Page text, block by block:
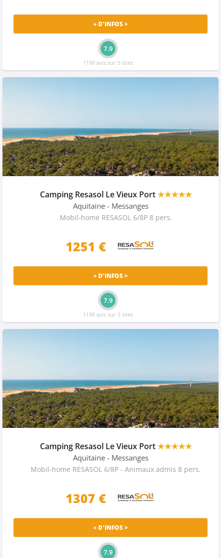
+ D'INFOS >
7.9
1190 avis sur 5 sites
Camping Resasol Le Vieux Port★★★★★
Aquitaine - Messanges
Mobil-home RESASOL 6/8P 8 pers.
1251 €
+ D'INFOS >
7.9
1190 avis sur 5 sites
Camping Resasol Le Vieux Port★★★★★
Aquitaine - Messanges
Mobil-home RESASOL 6/8P - Animaux admis 8 pers.
1307 €
+ D'INFOS >
7.9